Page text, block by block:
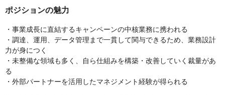
ポジションの魅力
・事業成長に直結するキャンペーンの中核業務に携われる
・調達、運用、データ管理まで一貫して関与できるため、業務設計
力が身につく
・未整備な領域も多く、自ら仕組みを構築・改善していく裁量があ
る
・外部パートナーを活用したマネジメント経験が得られる